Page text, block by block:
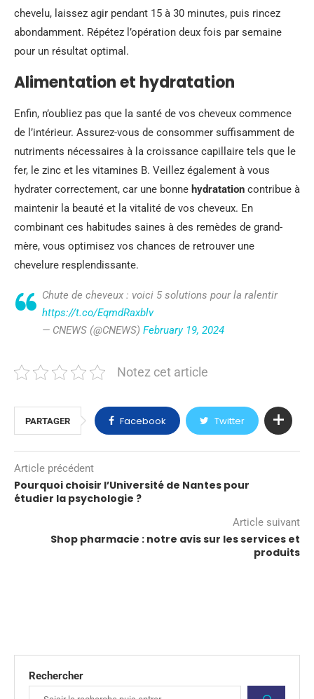
chevelu, laissez agir pendant 15 à 30 minutes, puis rincez
abondamment. Répétez l’opération deux fois par semaine
pour un résultat optimal.
Alimentation et hydratation
Enfin, n’oubliez pas que la santé de vos cheveux commence
de l’intérieur. Assurez-vous de consommer suffisamment de
nutriments nécessaires à la croissance capillaire tels que le
fer, le zinc et les vitamines B. Veillez également à vous
hydrater correctement, car une bonne hydratation contribue à
maintenir la beauté et la vitalité de vos cheveux. En
combinant ces habitudes saines à des remèdes de grand-
mère, vous optimisez vos chances de retrouver une
chevelure resplendissante.
Chute de cheveux : voici 5 solutions pour la ralentir
https://t.co/EqmdRaxblv
— CNEWS (@CNEWS) February 19, 2024
Notez cet article
PARTAGER Facebook Twitter
Article précédent
Pourquoi choisir l’Université de Nantes pour
étudier la psychologie ?
Article suivant
Shop pharmacie : notre avis sur les services et
produits
Rechercher